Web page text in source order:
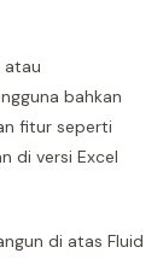
atau
bahkan
fitur seperti
di versi Excel
di atas Fluid